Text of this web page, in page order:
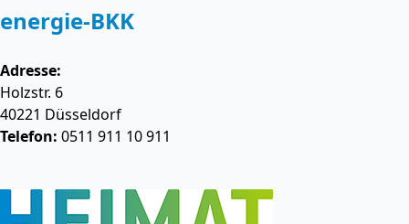
energie-BKK
Adresse:
Holzstr. 6
40221 Düsseldorf
Telefon: 0511 911 10 911